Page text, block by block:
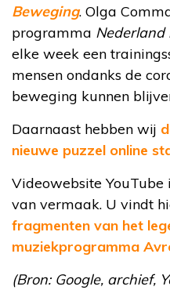
Beweging. Olga
programma Nederland
elke week een
mensen ondanks de
beweging kunnen
Daarnaast hebben wij
nieuwe puzzel online
Videowebsite YouTube
van vermaak. U vindt
fragmenten van het
muziekprogramma
(Bron: Google, archief,